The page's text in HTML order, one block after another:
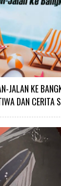
JALAN KE
DAN CERITA